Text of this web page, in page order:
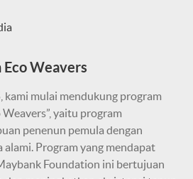
Weavers
kami mulai mendukung program
yaitu program
penenun pemula dengan
alami. Program yang mendapat
Foundation ini bertujuan